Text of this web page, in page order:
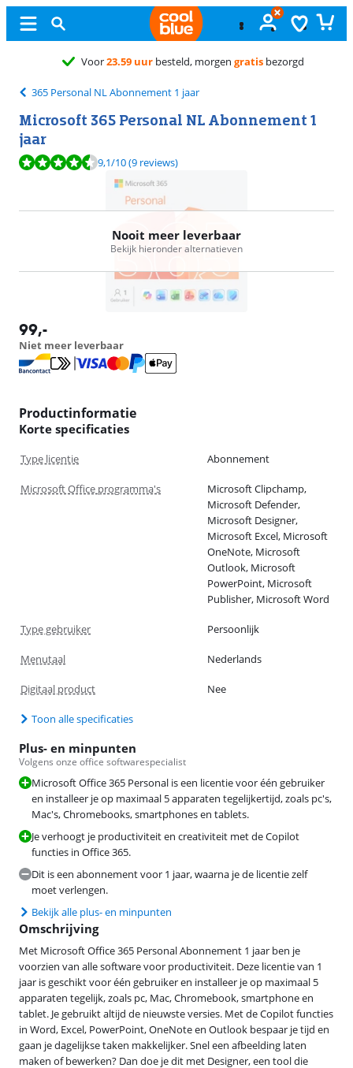
Voor23.59 uurbesteld, morgen gratisbezorgd
365 Personal NL Abonnement 1 jaar
Microsoft 365 Personal NL Abonnement 1
jaar
Beoordeling is 9,1 van de 10, gebaseerd op 9 reviews.
9,1/10(9 reviews)
Nooit meer leverbaar
Bekijk hieronder alternatieven
99,-
Niet meer leverbaar
Productinformatie
Korte specificaties
Type licentie Abonnement
Microsoft Office programma's
Microsoft Clipchamp,
Microsoft Defender,
Microsoft Designer,
Microsoft Excel, Microsoft
OneNote, Microsoft
Outlook, Microsoft
PowerPoint, Microsoft
Publisher, Microsoft Word
Type gebruiker Persoonlijk
Menutaal Nederlands
Digitaal product Nee
Toon alle specificaties
Plus- en minpunten
Volgens onze office softwarespecialist
Microsoft Office 365 Personal is een licentie voor één gebruiker
en installeer je op maximaal 5 apparaten tegelijkertijd, zoals pc's,
Mac's, Chromebooks, smartphones en tablets.
Je verhoogt je productiviteit en creativiteit met de Copilot
functies in Office 365.
Dit is een abonnement voor 1 jaar, waarna je de licentie zelf
moet verlengen.
Bekijk alle plus- en minpunten
Omschrijving
Met Microsoft Office 365 Personal Abonnement 1 jaar ben je
voorzien van alle software voor productiviteit. Deze licentie van 1
jaar is geschikt voor één gebruiker en installeer je op maximaal 5
apparaten tegelijk, zoals pc, Mac, Chromebook, smartphone en
tablet. Je gebruikt altijd de nieuwste versies. Met de Copilot functies
in Word, Excel, PowerPoint, OneNote en Outlook bespaar je tijd en
gaan je dagelijkse taken makkelijker. Snel een afbeelding laten
maken of bewerken? Dan doe je dit met Designer, een tool die